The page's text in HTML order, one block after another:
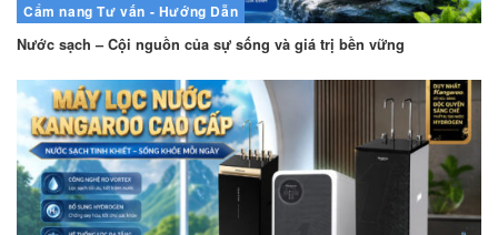
Cẩm nang Tư vấn - Hướng Dẫn
Nước sạch – Cội nguồn của sự sống và giá trị bền vững